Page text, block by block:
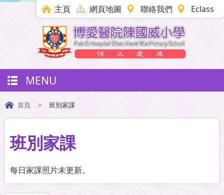
主頁 網頁地圖 聯絡我們 Eclass
MENU
首頁 > 班別家課
班別家課
每日家課照片未更新。